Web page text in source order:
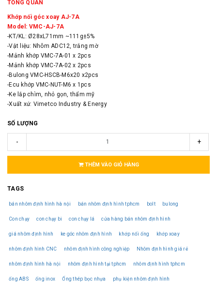
TỔNG QUAN
Khớp nối góc xoay AJ-7A
Model: VMC-AJ-7A
-KT/KL: Ø28xL71mm ~111g±5%
-Vật liệu: Nhôm ADC12, trắng mờ
-Mảnh khớp VMC-7A-01 x 2pcs
-Mảnh khớp VMC-7A-02 x 2pcs
-Bulong VMC-HSCB-M6x20 x2pcs
-Ecu khớp VMC-NUT-M6 x 1pcs
-Ke lắp chìm, nhỏ gọn, thẩm mỹ
-Xuất xứ: Vimetco Industry & Energy
SỐ LƯỢNG
- +
THÊM VÀO GIỎ HÀNG
TAGS
bán nhôm định hình hà nội bán nhôm định hình tphcm bolt bulong
Con chạy con chạy bi con chạy lá cửa hàng bán nhôm định hình
giá nhôm định hình ke góc nhôm định hình khớp nối ống khớp xoay
nhôm định hình CNC nhôm định hình công nghiệp Nhôm định hình giá rẻ
nhôm định hình hà nội nhôm định hình tại tphcm nhôm định hình tphcm
ống ABS ống inox Ống thép bọc nhựa phụ kiện nhôm định hình